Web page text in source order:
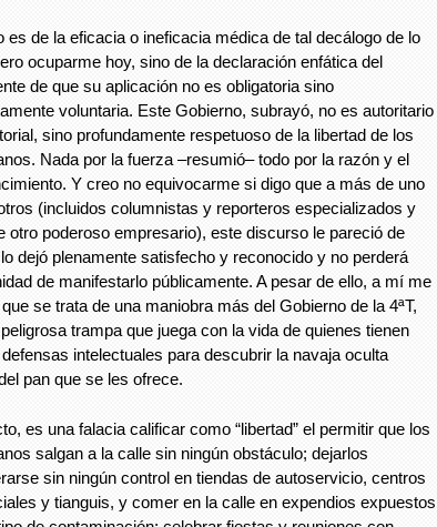
es de la eficacia o ineficacia médica de tal decálogo de lo
ocuparme hoy, sino de la declaración enfática del
de que su aplicación no es obligatoria sino
voluntaria. Este Gobierno, subrayó, no es autoritario
sino profundamente respetuoso de la libertad de los
Nada por la fuerza –resumió– todo por la razón y el
Y creo no equivocarme si digo que a más de uno
(incluidos columnistas y reporteros especializados y
otro poderoso empresario), este discurso le pareció de
dejó plenamente satisfecho y reconocido y no perderá
de manifestarlo públicamente. A pesar de ello, a mí me
se trata de una maniobra más del Gobierno de la 4ªT,
trampa que juega con la vida de quienes tienen
intelectuales para descubrir la navaja oculta
pan que se les ofrece.
es una falacia calificar como “libertad” el permitir que los
salgan a la calle sin ningún obstáculo; dejarlos
sin ningún control en tiendas de autoservicio, centros
y tianguis, y comer en la calle en expendios expuestos